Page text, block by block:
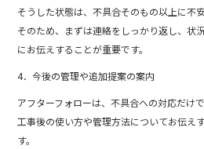
そうした状態は、不具合そのもの以上に不
そのため、まずは連絡をしっかり返し、状
にお伝えすることが重要です。
4．今後の管理や追加提案の案内
アフターフォローは、不具合への対応だけ
工事後の使い方や管理方法についてお伝え
す。